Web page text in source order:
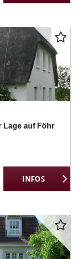
Lage auf Föhr